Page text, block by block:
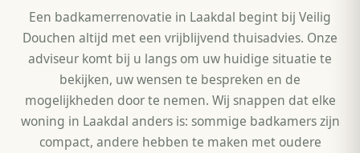
Een badkamerrenovatie in Laakdal begint bij Veilig
Douchen altijd met een vrijblijvend thuisadvies. Onze
adviseur komt bij u langs om uw huidige situatie te
bekijken, uw wensen te bespreken en de
mogelijkheden door te nemen. Wij snappen dat elke
woning in Laakdal anders is: sommige badkamers zijn
compact, andere hebben te maken met oudere